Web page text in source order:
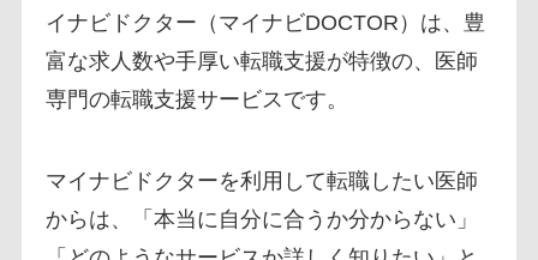
イナビドクター（マイナビDOCTOR）は、豊
富な求人数や手厚い転職支援が特徴の、医師
専門の転職支援サービスです。
マイナビドクターを利用して転職したい医師
からは、「本当に自分に合うか分からない」